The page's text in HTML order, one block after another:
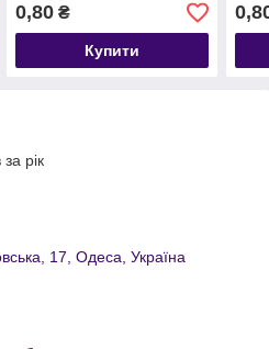
0,80₴
Купити
рік
17, Одеса, Україна